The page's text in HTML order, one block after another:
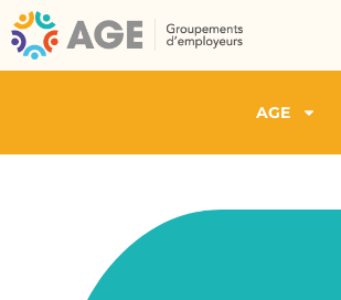
AGE